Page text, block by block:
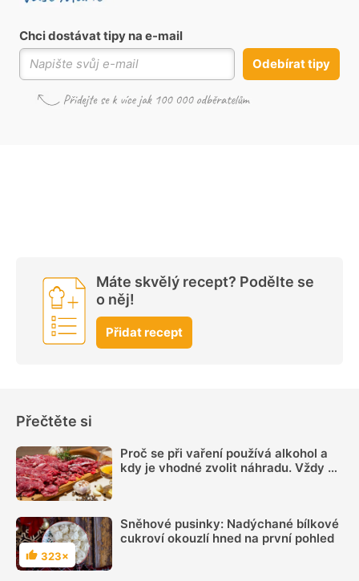
Chci dostávat tipy na e-mail
Odebírat tipy
Máte skvělý recept? Podělte se
o něj!
Přidat recept
Přečtěte si
Proč se při vaření používá alkohol a
kdy je vhodné zvolit náhradu. Vždy se
Hodnocení
323×
Sněhové pusinky: Nadýchané bílkové
cukroví okouzlí hned na první pohled